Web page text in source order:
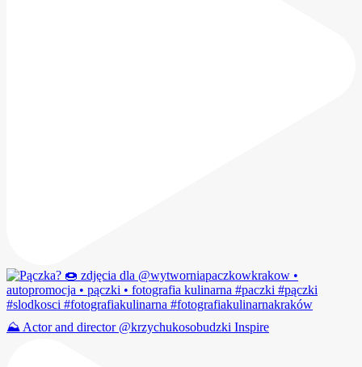
⛰️ Actor and director @krzychukosobudzki Inspire